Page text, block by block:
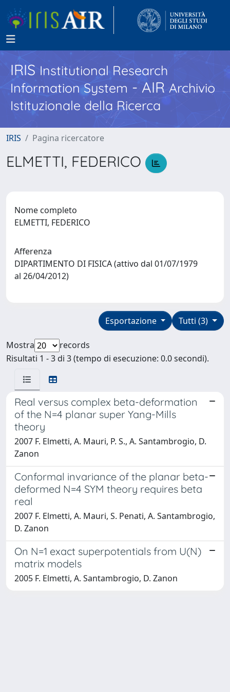
IRISInstitutional Research
Information System - AIR Archivio
Istituzionale della Ricerca
IRIS Pagina ricercatore
ELMETTI, FEDERICO
Nome completo
ELMETTI, FEDERICO
Afferenza
DIPARTIMENTO DI FISICA (attivo dal 01/07/1979
al 26/04/2012)
Tutti (3)
Esportazione
Mostra
records
Risultati 1 - 3 di 3 (tempo di esecuzione: 0.0 secondi).
Real versus complex beta-deformation
of the N=4 planar super Yang-Mills
theory
2007 F. Elmetti, A. Mauri, P. S., A. Santambrogio, D.
Zanon
Conformal invariance of the planar beta-
deformed N=4 SYM theory requires beta
real
2007 F. Elmetti, A. Mauri, S. Penati, A. Santambrogio,
D. Zanon
On N=1 exact superpotentials from U(N)
matrix models
2005 F. Elmetti, A. Santambrogio, D. Zanon